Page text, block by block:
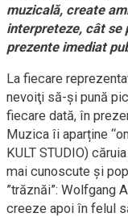
muzicală, create
interpreteze, cât se
prezente imediat
La fiecare
nevoiţi să-şi pună
fiecare dată, în
Muzica îi aparține
KULT STUDIO)
mai cunoscute şi
”trăznăi”: Wolfgang
creeze apoi în felul